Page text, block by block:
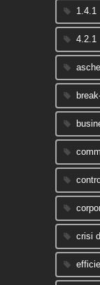
1.4.1
4.2.1
crisi